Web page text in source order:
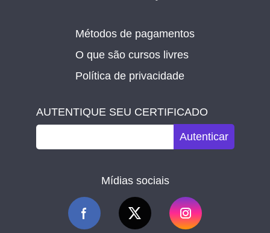
Métodos de pagamentos
O que são cursos livres
Política de privacidade
AUTENTIQUE SEU CERTIFICADO
Autenticar
Mídias sociais